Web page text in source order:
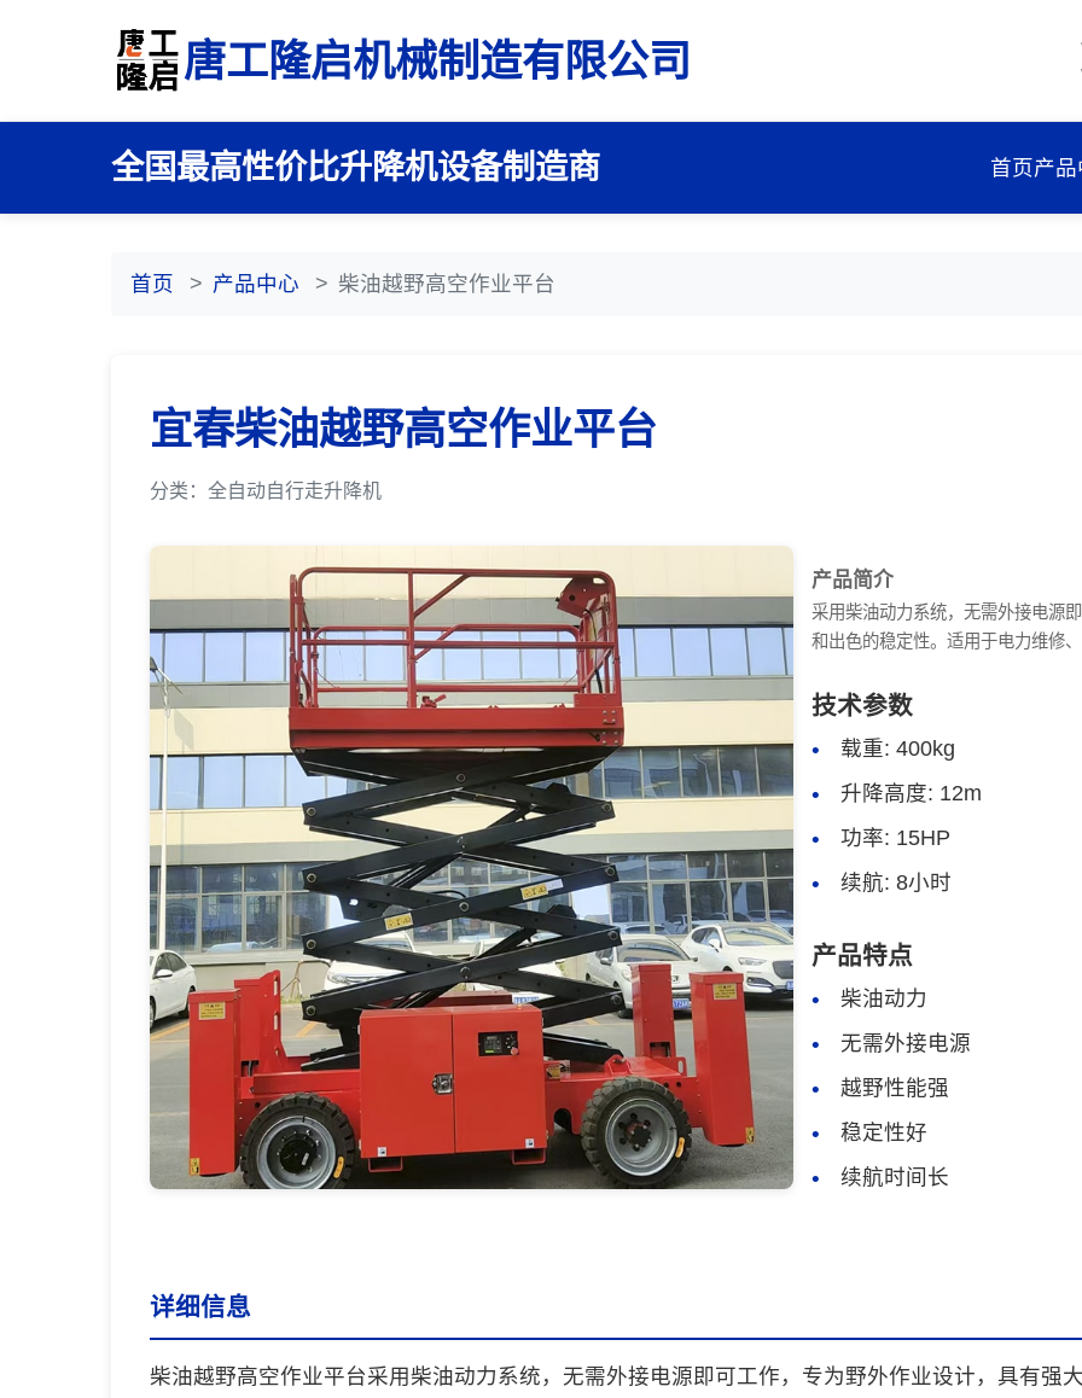
唐工隆启机械制造有限公司
全国最高性价比升降机设备制造商 首页产品
首页 产品中心 柴油越野高空作业平台
宜春柴油越野高空作业平台
分类：全自动自行走升降机
产品简介
采用柴油动力系统，无需外接电源
和出色的稳定性。适用于电力维修
技术参数
载重: 400kg
升降高度: 12m
功率: 15HP
续航: 8小时
产品特点
柴油动力
无需外接电源
越野性能强
稳定性好
续航时间长
详细信息
柴油越野高空作业平台采用柴油动力系统，无需外接电源即可工作，专为野外作业设计，具有强